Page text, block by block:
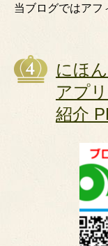
当ブログではアフ
にほ
アプ
紹介